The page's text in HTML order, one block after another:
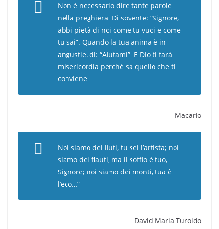
Non è necessario dire tante parole
nella preghiera. Dì sovente: “Signore,
abbi pietà di noi come tu vuoi e come
tu sai”. Quando la tua anima è in
angustie, dì: “Aiutami”. E Dio ti farà
misericordia perché sa quello che ti
conviene.
Macario
Noi siamo dei liuti, tu sei l’artista; noi
siamo dei flauti, ma il soffio è tuo,
Signore; noi siamo dei monti, tua è
l’eco…”
David Maria Turoldo